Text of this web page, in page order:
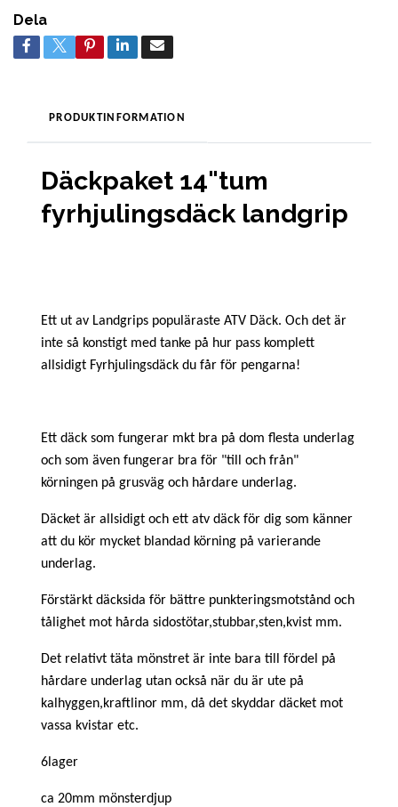
Dela
PRODUKTINFORMATION
Däckpaket 14"tum
fyrhjulingsdäck landgrip
Ett ut av Landgrips populäraste ATV Däck. Och det är
inte så konstigt med tanke på hur pass komplett
allsidigt Fyrhjulingsdäck du får för pengarna!
Ett däck som fungerar mkt bra på dom flesta underlag
och som även fungerar bra för "till och från"
körningen på grusväg och hårdare underlag.
Däcket är allsidigt och ett atv däck för dig som känner
att du kör mycket blandad körning på varierande
underlag.
Förstärkt däcksida för bättre punkteringsmotstånd och
tålighet mot hårda sidostötar,stubbar,sten,kvist mm.
Det relativt täta mönstret är inte bara till fördel på
hårdare underlag utan också när du är ute på
kalhyggen,kraftlinor mm, då det skyddar däcket mot
vassa kvistar etc.
6lager
ca 20mm mönsterdjup